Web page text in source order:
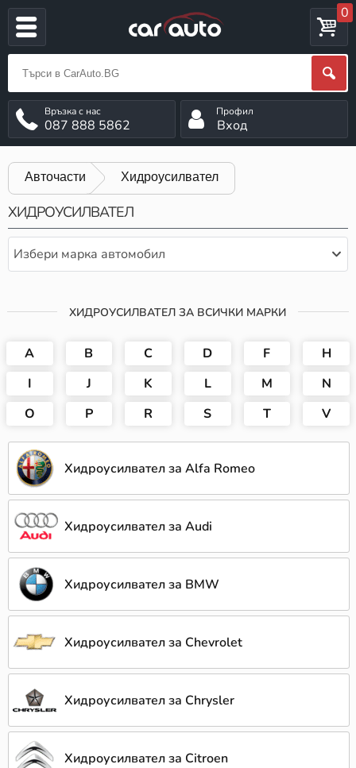
0
087 888 5862 Вход
Авточасти Хидроусилвател
ХИДРОУСИЛВАТЕЛ
Избери марка автомобил
ХИДРОУСИЛВАТЕЛ ЗА ВСИЧКИ МАРКИ
A B C D F
H
I
J K L M
N
O
P R S T V
Хидроусилвател за Alfa Romeo
Хидроусилвател за Audi
Хидроусилвател за BMW
Хидроусилвател за Chevrolet
Хидроусилвател за Chrysler
Хидроусилвател за Citroen